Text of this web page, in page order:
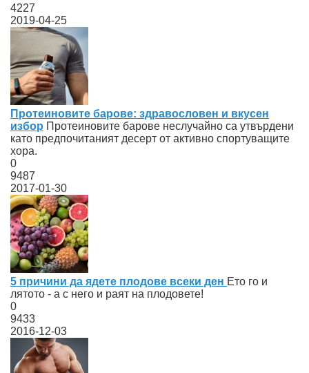
4227
2019-04-25
Протеиновите барове: здравословен и вкусен
избор Протеиновите барове неслучайно са утвърдени
като предпочитаният десерт от активно спортуващите
хора.
0
9487
2017-01-30
5 причини да ядете плодове всеки ден Ето го и
лятото - а с него и раят на плодовете!
0
9433
2016-12-03